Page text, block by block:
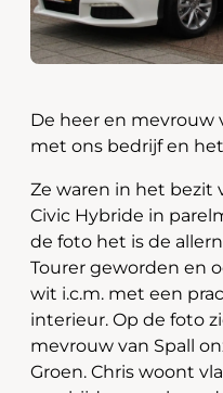
De heer en mevrouw
met ons bedrijf en
Ze waren in het bezit
Civic Hybride in
de foto het is de
Tourer geworden en
wit i.c.m. met een
interieur. Op de foto
mevrouw van Spall
Groen. Chris woont